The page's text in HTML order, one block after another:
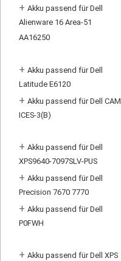
+ Akku passend für Dell
Alienware 16 Area-51
AA16250
+ Akku passend für Dell
Latitude E6120
+ Akku passend für Dell CAM
ICES-3(B)
+ Akku passend für Dell
XPS9640-7097SLV-PUS
+ Akku passend für Dell
Precision 7670 7770
+ Akku passend für Dell
P0FWH
+ Akku passend für Dell XPS